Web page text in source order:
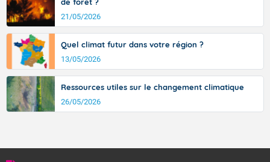
21/05/2026
Quel climat futur dans votre région ?
13/05/2026
Ressources utiles sur le changement climatique
26/05/2026